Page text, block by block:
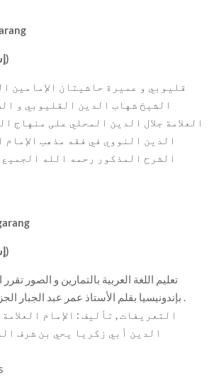
إسم الکتاب و المٶلف)
قليوبي و عميرة حاشيتان الإمامين
الشيخ شهاب الدين القليوبي و
العلامة جلال الدين المحلي علی منهاج
الدين النووي في فقه مذهب
الشرح المذکور رحمه الله الجميع
إسم الکتاب و المٶلف)
تعليم اللغة العربية بالتمارين و الصور
بإندونيسيا بقلم الأستاذ عمر عبد الجبار الجزء الأول و الثاني .
التعريفات , تأليف : الإمام
الدين أبي زکريا يحي بن شرف